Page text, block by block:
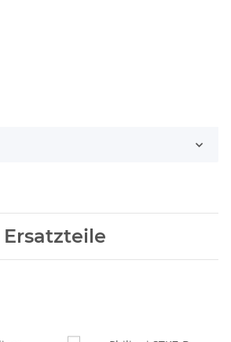
Ersatzteile